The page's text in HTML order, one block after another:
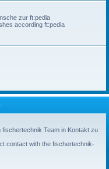
zur ft:pedia
according ft:pedia
Team in Kontakt zu
contact with the fischertechnik-